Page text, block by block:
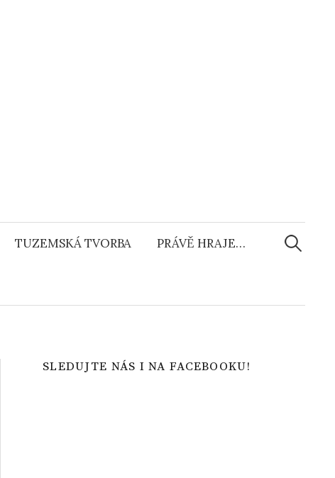
TUZEMSKÁ TVORBA PRÁVĚ HRAJE…
SLEDUJTE NÁS I NA FACEBOOKU!